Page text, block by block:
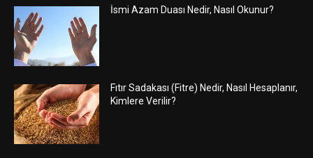
İsmi Azam Duası Nedir, Nasıl Okunur?
Fıtır Sadakası (Fitre) Nedir, Nasıl Hesaplanır,
Kimlere Verilir?